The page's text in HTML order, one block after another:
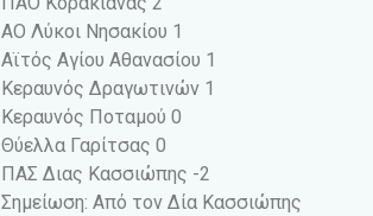
ΑΟ Λύκοι Νησακίου 1
Αϊτός Αγίου Αθανασίου 1
Κεραυνός Δραγωτινών 1
Κεραυνός Ποταμού 0
Θύελλα Γαρίτσας 0
ΠΑΣ Διας Κασσιώπης -2
Σημείωση: Από τον Δία Κασσιώπης